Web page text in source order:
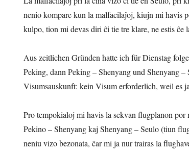
nenio kompare kun la malfacilaĵoj, kiujn mi havis
kulpo, tion mi devas diri ĉi tie tre klare, ne estis
Aus zeitlichen Gründen hatte ich für Dienstag
Peking, dann Peking – Shenyang und Shenyang
Visumsauskunft: kein Visum erforderlich, weil es
Pro tempokialoj mi havis la sekvan flugplanon
Pekino – Shenyang kaj Shenyang – Seulo (tiun
neniu vizo bezonata, ĉar mi ja nur trairas la